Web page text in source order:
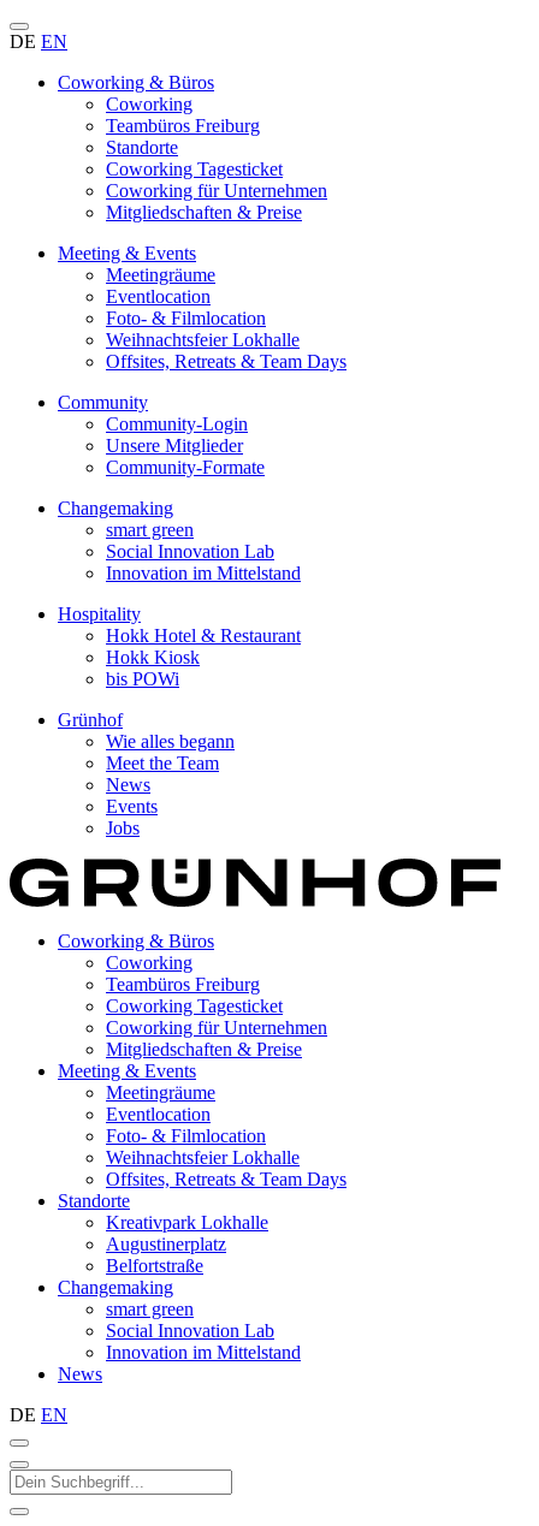
DE EN
Coworking & Büros
Coworking
Teambüros Freiburg
Standorte
Coworking Tagesticket
Coworking für Unternehmen
Mitgliedschaften & Preise
Meeting & Events
Meetingräume
Eventlocation
Foto- & Filmlocation
Weihnachtsfeier Lokhalle
Offsites, Retreats & Team Days
Community
Community-Login
Unsere Mitglieder
Community-Formate
Changemaking
smart green
Social Innovation Lab
Innovation im Mittelstand
Hospitality
Hokk Hotel & Restaurant
Hokk Kiosk
bis POWi
Grünhof
Wie alles begann
Meet the Team
News
Events
Jobs
Coworking & Büros
Coworking
Teambüros Freiburg
Coworking Tagesticket
Coworking für Unternehmen
Mitgliedschaften & Preise
Meeting & Events
Meetingräume
Eventlocation
Foto- & Filmlocation
Weihnachtsfeier Lokhalle
Offsites, Retreats & Team Days
Standorte
Kreativpark Lokhalle
Augustinerplatz
Belfortstraße
Changemaking
smart green
Social Innovation Lab
Innovation im Mittelstand
News
DE EN